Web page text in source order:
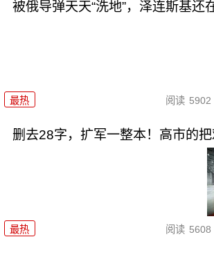
被俄导弹天天“洗地”，泽连斯基还
最热 阅读 5902
删去28字，扩军一整本！高市的
最热 阅读 5608